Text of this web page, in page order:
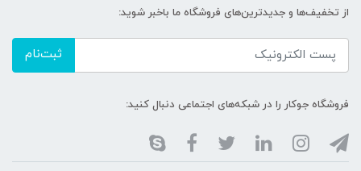
از تخفیف‌ها و جدیدترین‌های فروشگاه ما باخبر شوید:
ثبت‌نام
فروشگاه جوکار را در شبکه‌های اجتماعی دنبال کنید: